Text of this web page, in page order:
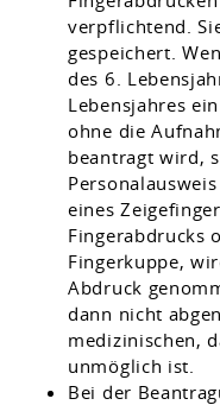
verpflichtend.
gespeichert.
des 6.
Lebensjahres
ohne die
beantragt wird,
eines
Fingerabdrucks
Fingerkuppe,
Abdruck
dann nicht
medizinischen,
unmöglich ist.
Bei der